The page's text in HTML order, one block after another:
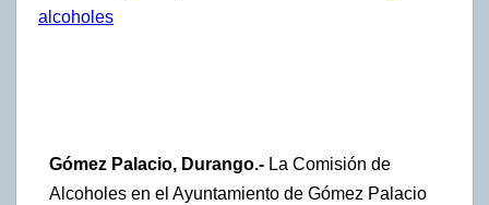
alcoholes
Gómez Palacio, Durango.- La Comisión de
Alcoholes en el Ayuntamiento de Gómez Palacio